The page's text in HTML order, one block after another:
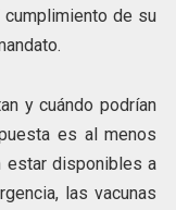
cumplimiento de su
y cuándo podrían
es al menos
estar disponibles a
las vacunas